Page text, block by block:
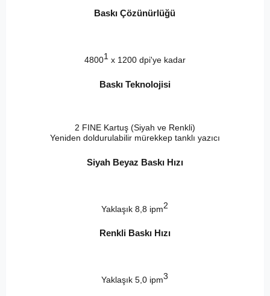
Baskı Çözünürlüğü
48001x 1200 dpi'ye kadar
Baskı Teknolojisi
2 FINE Kartuş (Siyah ve Renkli)
Yeniden doldurulabilir mürekkep tanklı yazıcı
Siyah Beyaz Baskı Hızı
Yaklaşık 8,8 ipm2
Renkli Baskı Hızı
Yaklaşık 5,0 ipm3